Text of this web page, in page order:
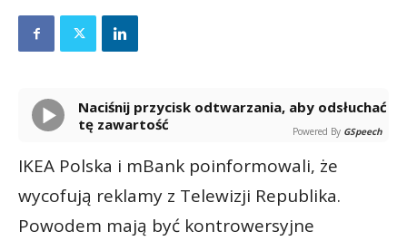
Naciśnij przycisk odtwarzania, aby odsłuchać
tę zawartość
Powered By GSpeech
IKEA Polska i mBank poinformowali, że
wycofują reklamy z Telewizji Republika.
Powodem mają być kontrowersyjne